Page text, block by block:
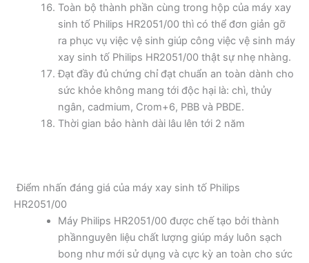
Toàn bộ thành phần cùng trong hộp của máy xay
sinh tố Philips HR2051/00 thì có thể đơn giản gỡ
ra phục vụ việc vệ sinh giúp công việc vệ sinh máy
xay sinh tố Philips HR2051/00 thật sự nhẹ nhàng.
Đạt đầy đủ chứng chỉ đạt chuẩn an toàn dành cho
sức khỏe không mang tới độc hại là: chì, thủy
ngân, cadmium, Crom+6, PBB và PBDE.
Thời gian bảo hành dài lâu lên tới 2 năm
Điểm nhấn đáng giá của máy xay sinh tố Philips
HR2051/00
Máy Philips HR2051/00 được chế tạo bởi thành
phầnnguyên liệu chất lượng giúp máy luôn sạch
bong như mới sử dụng và cực kỳ an toàn cho sức